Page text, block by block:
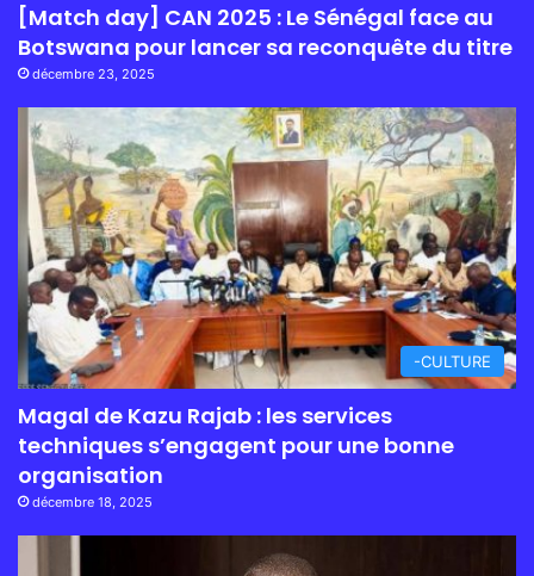
[Match day] CAN 2025 : Le Sénégal face au
Botswana pour lancer sa reconquête du titre
décembre 23, 2025
-CULTURE
Magal de Kazu Rajab : les services
techniques s’engagent pour une bonne
organisation
décembre 18, 2025